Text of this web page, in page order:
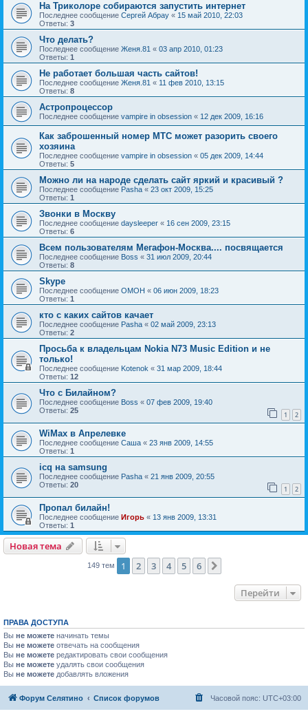
На Триколоре собираются запустить интернет
Последнее сообщение Сергей Абрау « 15 май 2010, 22:03
Ответы: 3
Что делать?
Последнее сообщение Женя.81 « 03 апр 2010, 01:23
Ответы: 1
Не работает большая часть сайтов!
Последнее сообщение Женя.81 « 11 фев 2010, 13:15
Ответы: 8
Астропроцессор
Последнее сообщение vampire in obsession « 12 дек 2009, 16:16
Как заброшенный номер МТС может разорить своего
хозяина
Последнее сообщение vampire in obsession « 05 дек 2009, 14:44
Ответы: 5
Можно ли на народе сделать сайт яркий и красивый ?
Последнее сообщение Pasha « 23 окт 2009, 15:25
Ответы: 1
Звонки в Москву
Последнее сообщение daysleeper « 16 сен 2009, 23:15
Ответы: 6
Всем пользователям Мегафон-Москва.... посвящается
Последнее сообщение Boss « 31 июл 2009, 20:44
Ответы: 8
Skype
Последнее сообщение OMOH « 06 июн 2009, 18:23
Ответы: 1
кто с каких сайтов качает
Последнее сообщение Pasha « 02 май 2009, 23:13
Ответы: 2
Просьба к владельцам Nokia N73 Music Edition и не
только!
Последнее сообщение Kotenok « 31 мар 2009, 18:44
Ответы: 12
Что с Билайном?
Последнее сообщение Boss « 07 фев 2009, 19:40
Ответы: 25 1 2
WiMax в Апрелевке
Последнее сообщение Саша « 23 янв 2009, 14:55
Ответы: 1
icq на samsung
Последнее сообщение Pasha « 21 янв 2009, 20:55
Ответы: 20 1 2
Пропал билайн!
Последнее сообщение Игорь « 13 янв 2009, 13:31
Ответы: 1
Новая тема
149 тем 1 2 3 4 5 6
Перейти
ПРАВА ДОСТУПА
Вы не можете начинать темы
Вы не можете отвечать на сообщения
Вы не можете редактировать свои сообщения
Вы не можете удалять свои сообщения
Вы не можете добавлять вложения
Форум Селятино Список форумов Часовой пояс: UTC+03:00